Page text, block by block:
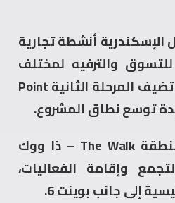
أنشطة تجارية
والترفيه لمختلف
الفئات العمرية، بينما تضيف المرحلة الثانية Point
كما يضم المشروع منطقة The Walk – ذا ووك
وإقامة الفعاليات،
إلى جانب بوينت 6.